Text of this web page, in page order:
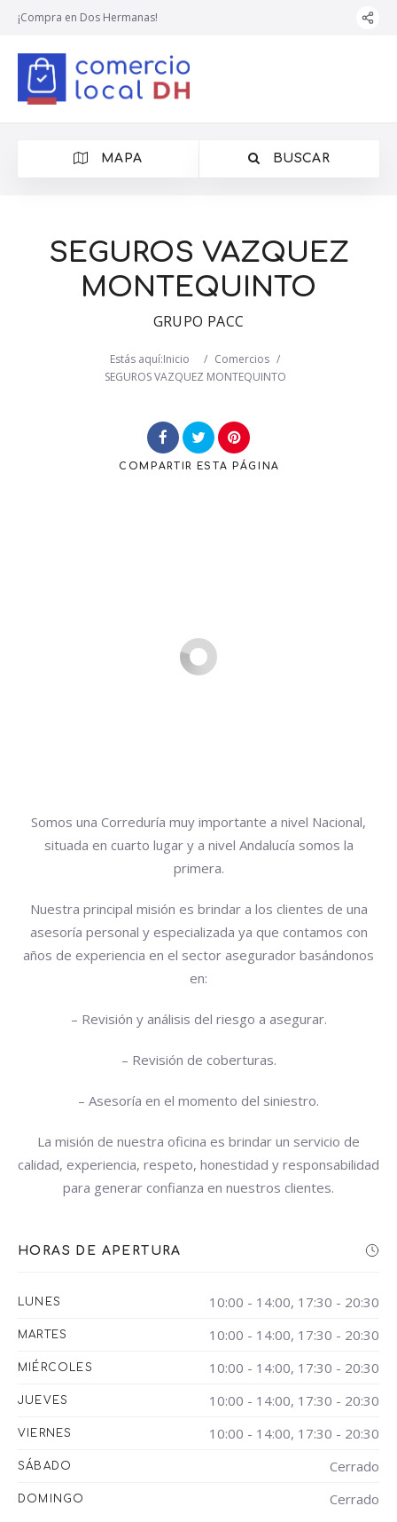
¡Compra en Dos Hermanas!
MAPA BUSCAR
SEGUROS VAZQUEZ
MONTEQUINTO
GRUPO PACC
Estás aquí:Inicio / Comercios /
SEGUROS VAZQUEZ MONTEQUINTO
COMPARTIR ESTA PÁGINA
Somos una Correduría muy importante a nivel Nacional,
situada en cuarto lugar y a nivel Andalucía somos la
primera.
Nuestra principal misión es brindar a los clientes de una
asesoría personal y especializada ya que contamos con
años de experiencia en el sector asegurador basándonos
en:
– Revisión y análisis del riesgo a asegurar.
– Revisión de coberturas.
– Asesoría en el momento del siniestro.
La misión de nuestra oficina es brindar un servicio de
calidad, experiencia, respeto, honestidad y responsabilidad
para generar confianza en nuestros clientes.
HORAS DE APERTURA
LUNES 10:00 - 14:00, 17:30 - 20:30
MARTES 10:00 - 14:00, 17:30 - 20:30
MIÉRCOLES 10:00 - 14:00, 17:30 - 20:30
JUEVES 10:00 - 14:00, 17:30 - 20:30
VIERNES 10:00 - 14:00, 17:30 - 20:30
SÁBADO Cerrado
DOMINGO Cerrado